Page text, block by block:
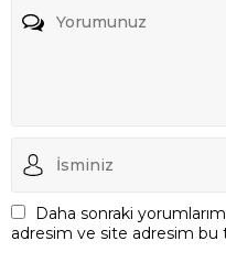
Daha sonraki
adresim ve site adresim bu